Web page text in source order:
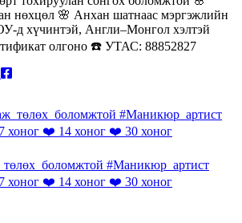
нөхцөл 🌸 Анхан шатнаас мэргэжлийн
д хүчинтэй, Англи–Монгол хэлтэй
олгоно ☎️ УТАС: 88852827
#Маникюр_артист
хоног ❤️ 14 хоног ❤️ 30 хоног